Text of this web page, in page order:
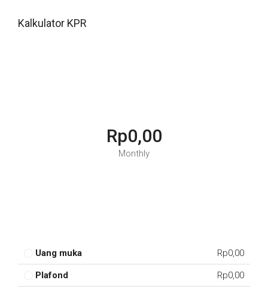
Kalkulator KPR
Rp0,00
Monthly
Uang muka Rp0,00
Plafond Rp0,00